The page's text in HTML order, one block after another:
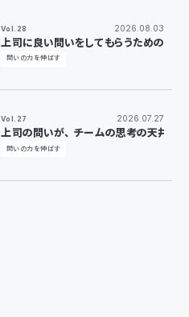
Vol.28 2026.08.03
上司に良い問いをしてもらうための技術
問いの力を伸ばす
Vol.27 2026.07.27
上司の問いが、チームの思考の天井に
問いの力を伸ばす